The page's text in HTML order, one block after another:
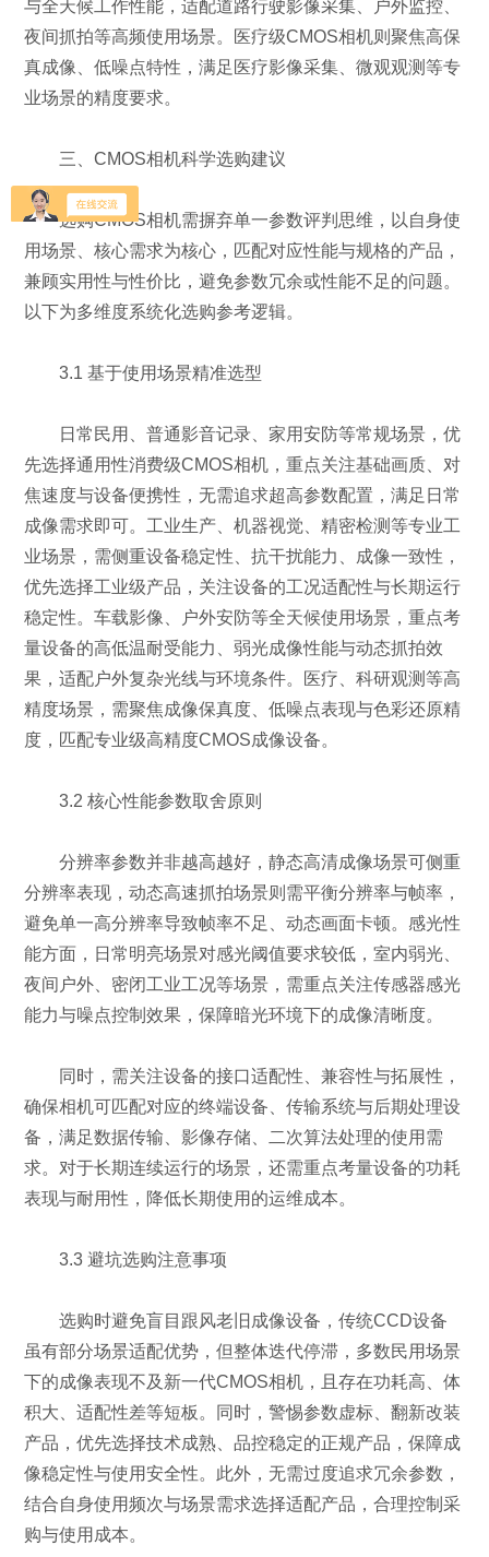
与全天候工作性能，适配道路行驶影像采集、户外监控、
夜间抓拍等高频使用场景。医疗级CMOS相机则聚焦高保
真成像、低噪点特性，满足医疗影像采集、微观观测等专
业场景的精度要求。
三、CMOS相机科学选购建议
选购CMOS相机需摒弃单一参数评判思维，以自身使
用场景、核心需求为核心，匹配对应性能与规格的产品，
兼顾实用性与性价比，避免参数冗余或性能不足的问题。
以下为多维度系统化选购参考逻辑。
3.1 基于使用场景精准选型
日常民用、普通影音记录、家用安防等常规场景，优
先选择通用性消费级CMOS相机，重点关注基础画质、对
焦速度与设备便携性，无需追求超高参数配置，满足日常
成像需求即可。工业生产、机器视觉、精密检测等专业工
业场景，需侧重设备稳定性、抗干扰能力、成像一致性，
优先选择工业级产品，关注设备的工况适配性与长期运行
稳定性。车载影像、户外安防等全天候使用场景，重点考
量设备的高低温耐受能力、弱光成像性能与动态抓拍效
果，适配户外复杂光线与环境条件。医疗、科研观测等高
精度场景，需聚焦成像保真度、低噪点表现与色彩还原精
度，匹配专业级高精度CMOS成像设备。
3.2 核心性能参数取舍原则
分辨率参数并非越高越好，静态高清成像场景可侧重
分辨率表现，动态高速抓拍场景则需平衡分辨率与帧率，
避免单一高分辨率导致帧率不足、动态画面卡顿。感光性
能方面，日常明亮场景对感光阈值要求较低，室内弱光、
夜间户外、密闭工业工况等场景，需重点关注传感器感光
能力与噪点控制效果，保障暗光环境下的成像清晰度。
同时，需关注设备的接口适配性、兼容性与拓展性，
确保相机可匹配对应的终端设备、传输系统与后期处理设
备，满足数据传输、影像存储、二次算法处理的使用需
求。对于长期连续运行的场景，还需重点考量设备的功耗
表现与耐用性，降低长期使用的运维成本。
3.3 避坑选购注意事项
选购时避免盲目跟风老旧成像设备，传统CCD设备
虽有部分场景适配优势，但整体迭代停滞，多数民用场景
下的成像表现不及新一代CMOS相机，且存在功耗高、体
积大、适配性差等短板。同时，警惕参数虚标、翻新改装
产品，优先选择技术成熟、品控稳定的正规产品，保障成
像稳定性与使用安全性。此外，无需过度追求冗余参数，
结合自身使用频次与场景需求选择适配产品，合理控制采
购与使用成本。